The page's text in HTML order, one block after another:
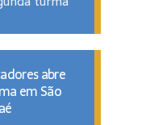
abre
em São